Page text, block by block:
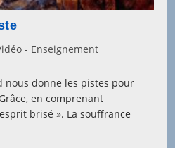
- Enseignement
nous donne les pistes pour
en comprenant
brisé ». La souffrance